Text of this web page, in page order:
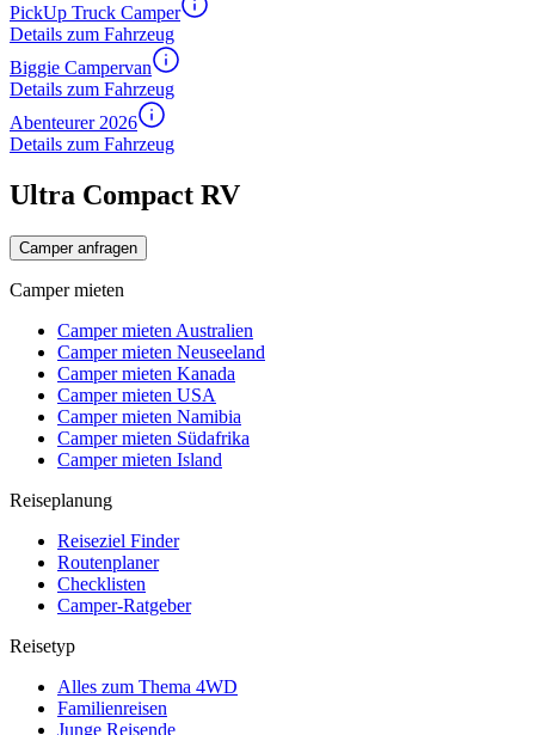
PickUp Truck Camper
Details zum Fahrzeug
Biggie Campervan
Details zum Fahrzeug
Abenteurer 2026
Details zum Fahrzeug
Ultra Compact RV
Camper anfragen
Camper mieten
Camper mieten Australien
Camper mieten Neuseeland
Camper mieten Kanada
Camper mieten USA
Camper mieten Namibia
Camper mieten Südafrika
Camper mieten Island
Reiseplanung
Reiseziel Finder
Routenplaner
Checklisten
Camper-Ratgeber
Reisetyp
Alles zum Thema 4WD
Familienreisen
Junge Reisende